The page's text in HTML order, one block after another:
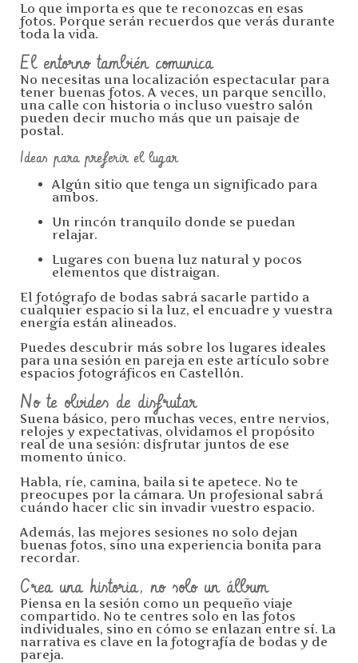
Lo que importa es que te reconozcas en esas
fotos. Porque serán recuerdos que verás durante
toda la vida.
El entorno también comunica
No necesitas una localización espectacular para
tener buenas fotos. A veces, un parque sencillo,
una calle con historia o incluso vuestro salón
pueden decir mucho más que un paisaje de
postal.
Ideas para preferir el lugar
Algún sitio que tenga un significado para
ambos.
Un rincón tranquilo donde se puedan
relajar.
Lugares con buena luz natural y pocos
elementos que distraigan.
El fotógrafo de bodas sabrá sacarle partido a
cualquier espacio si la luz, el encuadre y vuestra
energía están alineados.
Puedes descubrir más sobre los lugares ideales
para una sesión en pareja en este artículo sobre
espacios fotográficos en Castellón.
No te olvides de disfrutar
Suena básico, pero muchas veces, entre nervios,
relojes y expectativas, olvidamos el propósito
real de una sesión: disfrutar juntos de ese
momento único.
Habla, ríe, camina, baila si te apetece. No te
preocupes por la cámara. Un profesional sabrá
cuándo hacer clic sin invadir vuestro espacio.
Además, las mejores sesiones no solo dejan
buenas fotos, sino una experiencia bonita para
recordar.
Crea una historia, no solo un álbum
Piensa en la sesión como un pequeño viaje
compartido. No te centres solo en las fotos
individuales, sino en cómo se enlazan entre sí. La
narrativa es clave en la fotografía de bodas y de
pareja.